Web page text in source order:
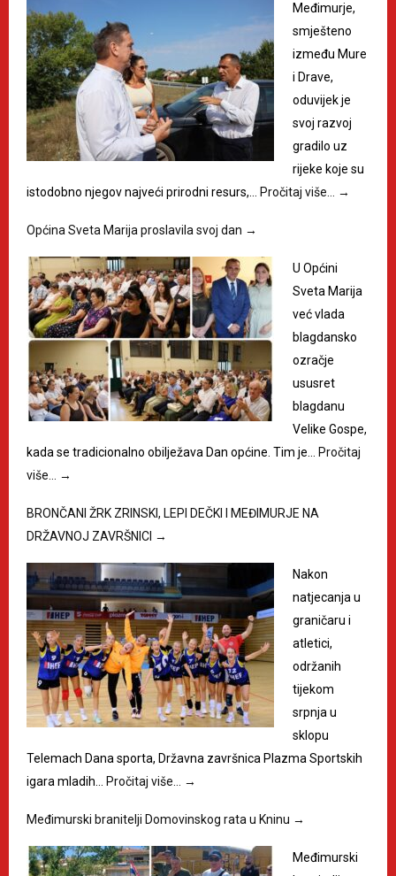
Međimurje,
smješteno
između Mure
i Drave,
oduvijek je
svoj razvoj
gradilo uz
rijeke koje su
istodobno njegov najveći prirodni resurs,…
Pročitaj više… →
Općina Sveta Marija proslavila svoj dan →
U Općini
Sveta Marija
već vlada
blagdansko
ozračje
ususret
blagdanu
Velike Gospe,
kada se tradicionalno obilježava Dan općine. Tim je…
Pročitaj
više…
→
BRONČANI ŽRK ZRINSKI, LEPI DEČKI I MEĐIMURJE NA
DRŽAVNOJ ZAVRŠNICI →
Nakon
natjecanja u
graničaru i
atletici,
održanih
tijekom
srpnja u
sklopu
Telemach Dana sporta, Državna završnica Plazma Sportskih
igara mladih…
Pročitaj više… →
Međimurski branitelji Domovinskog rata u Kninu →
Međimurski